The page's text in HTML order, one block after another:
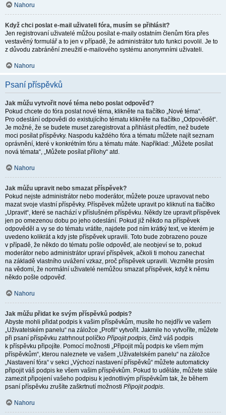
Nahoru
Když chci poslat e-mail uživateli fóra, musím se přihlásit?
Jen registrovaní uživatelé můžou posílat e-maily ostatním členům fóra přes
vestavěný formulář a to jen v případě, že administrátor tuto funkci povolil. Je to
z důvodu zabránění zneužití e-mailového systému anonymními uživateli.
Nahoru
Psaní příspěvků
Jak můžu vytvořit nové téma nebo poslat odpověď?
Pokud chcete do fóra poslat nové téma, klikněte na tlačítko „Nové téma“.
Pro odeslání odpovědi do existujícího tématu klikněte na tlačítko „Odpovědět“.
Je možné, že se budete muset zaregistrovat a přihlásit předtím, než budete
moci posílat příspěvky. Naspodu každého fóra a tématu můžete najít seznam
oprávnění, které v konkrétním fóru a tématu máte. Například: „Můžete posílat
nová témata“, „Můžete posílat přílohy“ atd.
Nahoru
Jak můžu upravit nebo smazat příspěvek?
Pokud nejste administrátor nebo moderátor, můžete pouze upravovat nebo
mazat svoje vlastní příspěvky. Příspěvek můžete upravit po kliknutí na tlačítko
„Upravit“, které se nachází v příslušném příspěvku. Někdy lze upravit příspěvek
jen po omezenou dobu po jeho odeslání. Pokud již někdo na příspěvek
odpověděl a vy se do tématu vrátíte, najdete pod ním krátký text, ve kterém je
uvedeno kolikrát a kdy jste příspěvek upravili. Toto bude zobrazeno pouze
v případě, že někdo do tématu pošle odpověď, ale neobjeví se to, pokud
moderátor nebo administrátor upraví příspěvek, ačkoli ti mohou zanechat
na základě vlastního uvážení vzkaz, proč příspěvek upravili. Vezměte prosím
na vědomí, že normální uživatelé nemůžou smazat příspěvek, když k němu
někdo pošle odpověď.
Nahoru
Jak můžu přidat ke svým příspěvků podpis?
Abyste mohli přidat podpis k vašim příspěvkům, musíte ho nejdřív ve vašem
„Uživatelském panelu“ na záložce „Profil“ vytvořit. Jakmile ho vytvoříte, můžete
při psaní příspěvku zatrhnout políčko Připojit podpis, čímž váš podpis
k příspěvku připojíte. Pomocí možnosti „Připojit můj podpis ke všem mým
příspěvkům“, kterou naleznete ve vašem „Uživatelském panelu“ na záložce
„Nastavení fóra“ v sekci „Výchozí nastavení příspěvků“ můžete automaticky
připojit váš podpis ke všem vašim příspěvkům. Pokud to uděláte, můžete stále
zamezit připojení vašeho podpisu k jednotlivým příspěvkům tak, že během
psaní příspěvku zrušíte zaškrtnutí možnosti Připojit podpis.
Nahoru